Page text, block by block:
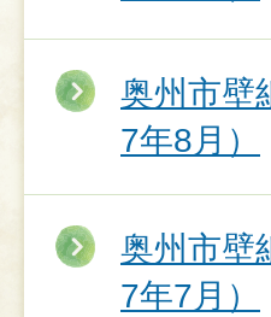
奥州市壁
7年8月）
奥州市壁
7年7月）